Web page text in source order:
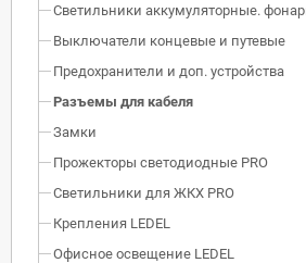
Светильники аккумуляторные.
Выключатели концевые и путевые
Предохранители и доп. устройства
Разъемы для кабеля
Замки
Прожекторы светодиодные PRO
Светильники для ЖКХ PRO
Крепления LEDEL
Офисное освещение LEDEL